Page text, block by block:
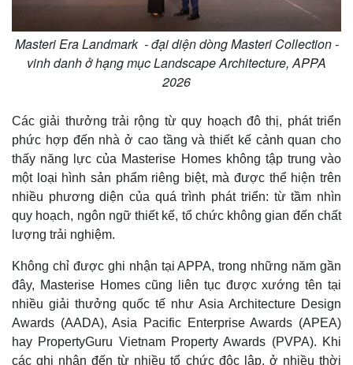
Masteri Era Landmark - đại diện dòng Masteri Collection -
vinh danh ở hạng mục Landscape Architecture, APPA
2026
Các giải thưởng trải rộng từ quy hoạch đô thị, phát triển
phức hợp đến nhà ở cao tầng và thiết kế cảnh quan cho
thấy năng lực của Masterise Homes không tập trung vào
một loại hình sản phẩm riêng biệt, mà được thể hiện trên
nhiều phương diện của quá trình phát triển: từ tầm nhìn
quy hoạch, ngôn ngữ thiết kế, tổ chức không gian đến chất
lượng trải nghiệm.
Không chỉ được ghi nhận tại APPA, trong những năm gần
đây, Masterise Homes cũng liên tục được xướng tên tại
nhiều giải thưởng quốc tế như Asia Architecture Design
Awards (AADA), Asia Pacific Enterprise Awards (APEA)
hay PropertyGuru Vietnam Property Awards (PVPA). Khi
các ghi nhận đến từ nhiều tổ chức độc lập, ở nhiều thời